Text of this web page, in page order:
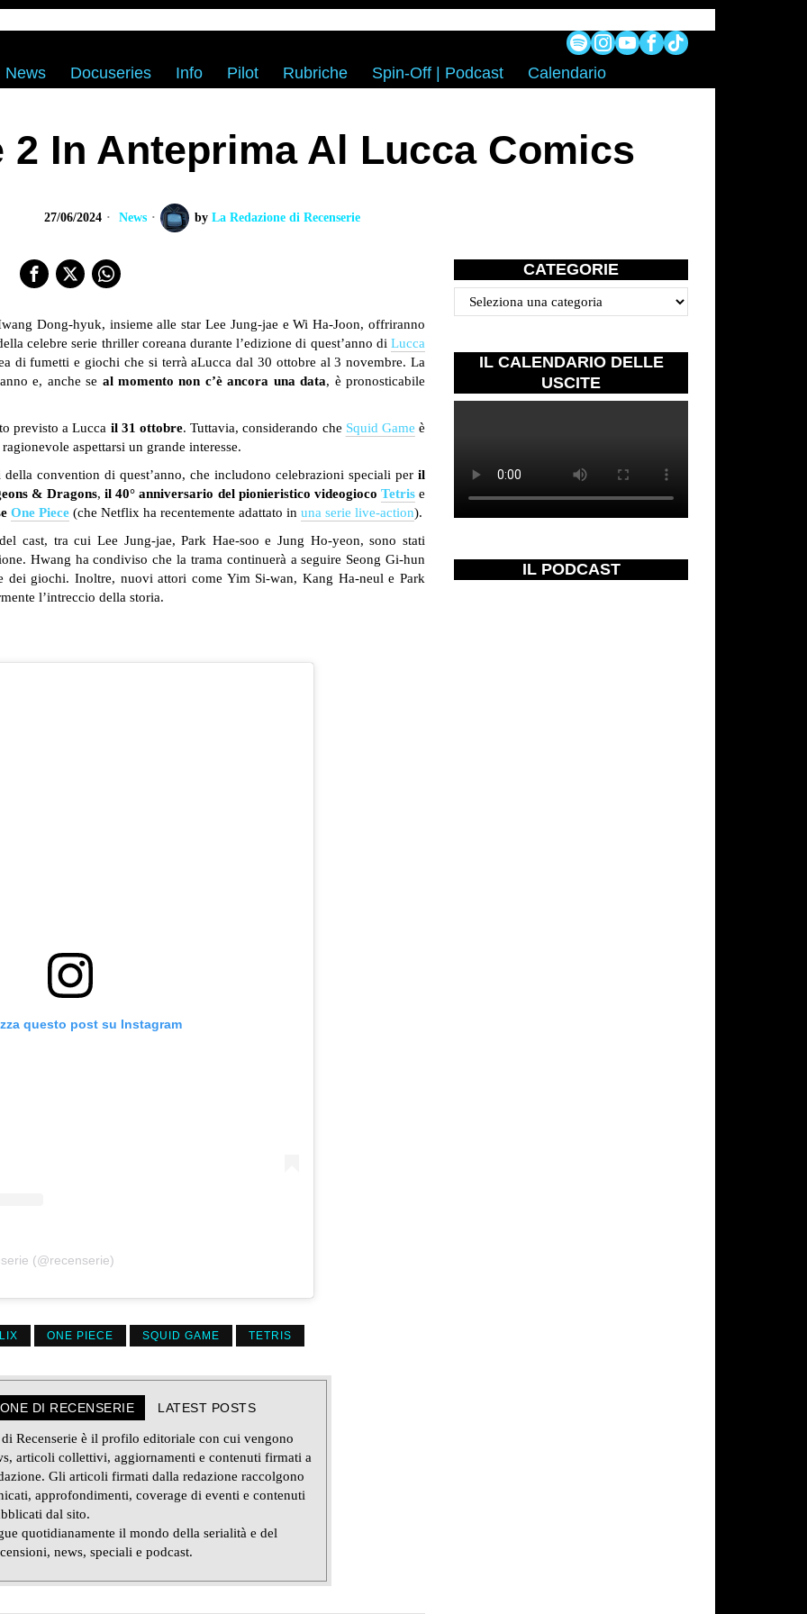
News Docuseries Info Pilot Rubriche Spin-Off | Podcast Calendario
2 In Anteprima Al Lucca Comics
27/06/2024 News by La Redazione di Recenserie
Dong-hyuk, insieme alle star Lee Jung-jae e Wi Ha-Joon, offriranno
celebre serie thriller coreana durante l’edizione di quest’anno diLucca
di fumetti e giochi che si terrà aLucca dal 30 ottobre al 3 novembre. La
e, anche se al momento non c’è ancora una data, è pronosticabile
previsto a Lucca il 31 ottobre. Tuttavia, considerando che Squid Game è
aspettarsi un grande interesse.
convention di quest’anno, che includono celebrazioni speciali per il
& Dragons,il 40° anniversario del pionieristico videogioco Tetrise
One Piece (che Netflix ha recentemente adattato in una serie live-action).
cast, tra cui Lee Jung-jae, Park Hae-soo e Jung Ho-yeon, sono stati
Hwang ha condiviso che la trama continuerà a seguire Seong Gi-hun
dei giochi. Inoltre, nuovi attori come Yim Si-wan, Kang Ha-neul e Park
l’intreccio della storia​.
questo post su Instagram
(@recenserie)
ONE PIECE SQUID GAME TETRIS
DI RECENSERIE LATEST POSTS
Recenserie è il profilo editoriale con cui vengono
articoli collettivi, aggiornamenti e contenuti firmati a
Gli articoli firmati dalla redazione raccolgono
approfondimenti, coverage di eventi e contenuti
dal sito.
quotidianamente il mondo della serialità e del
news, speciali e podcast.
CATEGORIE
Categorie
IL CALENDARIO DELLE
USCITE
IL PODCAST